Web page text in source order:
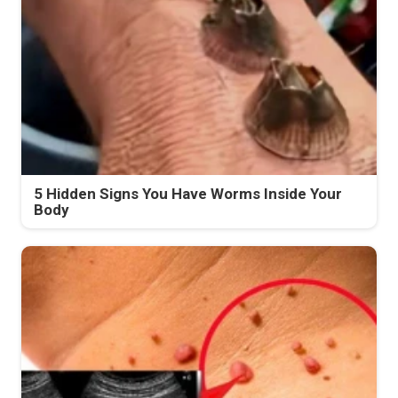
5 Hidden Signs You Have Worms Inside Your
Body